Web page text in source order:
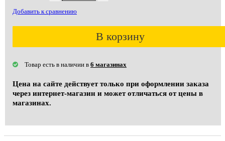
Добавить к сравнению
В корзину
Товар есть в наличии в 6 магазинах
Цена на сайте действует только при оформлении заказа
через интернет-магазин и может отличаться от цены в
магазинах.